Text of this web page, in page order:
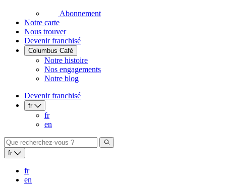
Abonnement
Notre carte
Nous trouver
Devenir franchisé
Columbus Café
Notre histoire
Nos engagements
Notre blog
Devenir franchisé
fr
fr
en
fr
fr
en